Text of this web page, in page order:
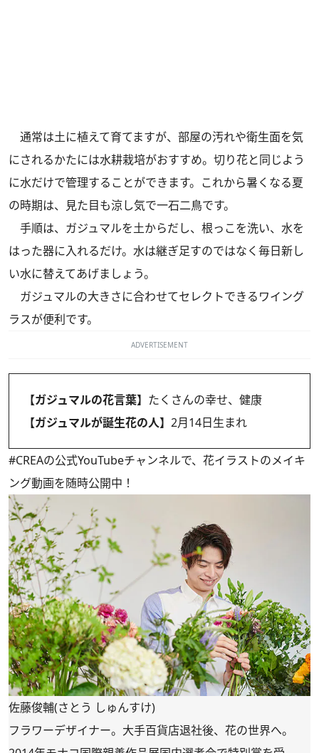
通常は土に植えて育てますが、部屋の汚れや衛生面を気
にされるかたには水耕栽培がおすすめ。切り花と同じよう
に水だけで管理することができます。これから暑くなる夏
の時期は、見た目も涼し気で一石二鳥です。
手順は、ガジュマルを土からだし、根っこを洗い、水を
はった器に入れるだけ。水は継ぎ足すのではなく毎日新し
い水に替えてあげましょう。
ガジュマルの大きさに合わせてセレクトできるワイング
ラスが便利です。
ADVERTISEMENT
【ガジュマルの花言葉】 たくさんの幸せ、健康
【ガジュマルが誕生花の人】 2月14日生まれ
#CREAの公式YouTubeチャンネルで、花イラストのメイキ
ング動画を随時公開中！
佐藤俊輔(さとう しゅんすけ)
フラワーデザイナー。大手百貨店退社後、花の世界へ。